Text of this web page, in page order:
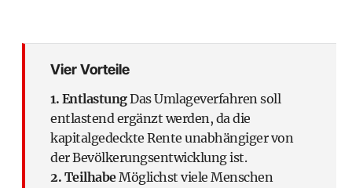
Vier Vorteile
1. EntlastungDas Umlageverfahren soll
entlastend ergänzt werden, da die
kapitalgedeckte Rente unabhängiger von
der Bevölkerungsentwicklung ist.
2. TeilhabeMöglichst viele Menschen